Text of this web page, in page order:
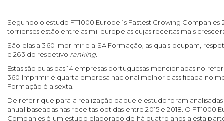
Segundo o estudo FT1000 Europe´s Fastest Growing Companies
torrienses estão entre as mil europeias cujas receitas mais
São elas a 360 Imprimir e a SA Formação, as quais ocupam,
e 263 do respetivo ranking.
Estas são duas das 14 empresas portuguesas mencionadas no
360 Imprimir é quarta empresa nacional melhor classificada no
Formação é a sexta.
De referir que para a realização daquele estudo foram
anual baseadas nas receitas obtidas entre 2015 e 2018. O FT1000
Companies é um estudo elaborado de há quatro anos a esta